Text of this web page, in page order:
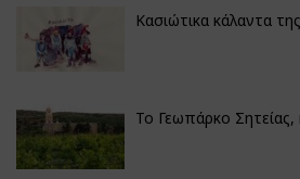
Κασιώτικα κάλαντα
Το Γεωπάρκο Σητείας,